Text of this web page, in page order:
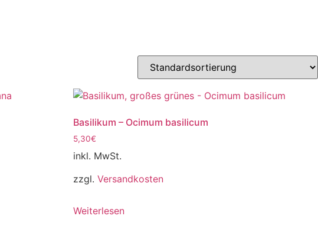
Basilikum – Ocimum basilicum
5,30€
inkl. MwSt.
zzgl. Versandkosten
Weiterlesen